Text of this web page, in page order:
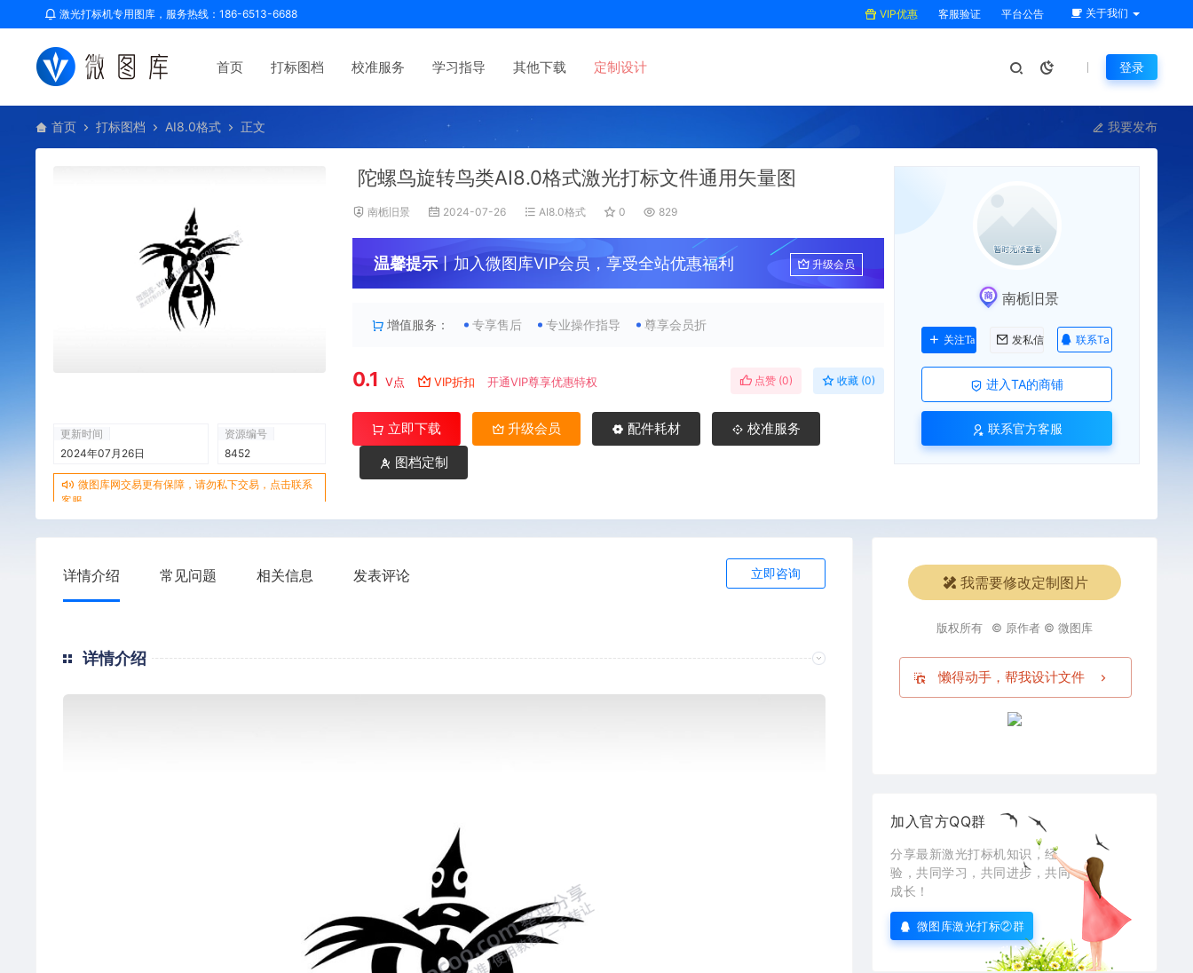
激光打标机专用图库，服务热线：186-6513-6688 VIP优惠 客服验证 平台公告 关于我们
首页 打标图档 校准服务 学习指导 其他下载 定制设计 登录
首页 打标图档 AI8.0格式 正文 我要发布
更新时间
2024年07月26日
资源编号
8452
微图库网交易更有保障，请勿私下交易，点击联系
客服
陀螺鸟旋转鸟类AI8.0格式激光打标文件通用矢量图
南栀旧景 2024-07-26 AI8.0格式 0 829
温馨提示丨加入微图库VIP会员，享受全站优惠福利 升级会员
增值服务： 专享售后 专业操作指导 尊享会员折
0.1 V点 VIP折扣 开通VIP尊享优惠特权 点赞 (0) 收藏 (0)
立即下载 升级会员 配件耗材
校准服务
图档定制
南栀旧景
关注Ta 发私信 联系Ta
进入TA的商铺
联系官方客服
详情介绍 常见问题 相关信息 发表评论 立即咨询
详情介绍
我需要修改定制图片
版权所有 © 原作者 © 微图库
懒得动手，帮我设计文件
加入官方QQ群
分享最新激光打标机知识，经
验，共同学习，共同进步，共同
成长！
微图库激光打标②群